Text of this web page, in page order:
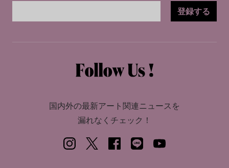
登録する
国内外の最新アート関連ニュースを
漏れなくチェック！